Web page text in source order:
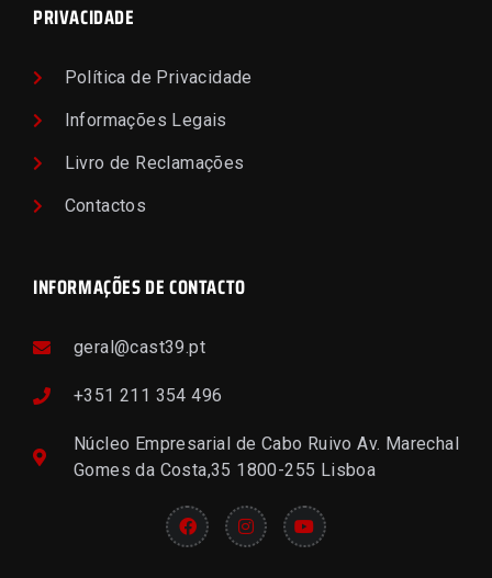
PRIVACIDADE
Política de Privacidade
Informações Legais
Livro de Reclamações
Contactos
INFORMAÇÕES DE CONTACTO
geral@cast39.pt
+351 211 354 496
Núcleo Empresarial de Cabo Ruivo Av. Marechal
Gomes da Costa,35 1800-255 Lisboa